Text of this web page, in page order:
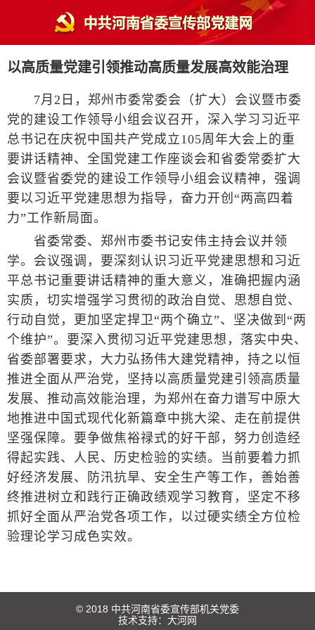
以高质量党建引领推动高质量发展高效能治理
7月2日，郑州市委常委会（扩大）会议暨市委
党的建设工作领导小组会议召开，深入学习习近平
总书记在庆祝中国共产党成立105周年大会上的重
要讲话精神、全国党建工作座谈会和省委常委扩大
会议暨省委党的建设工作领导小组会议精神，强调
要以习近平党建思想为指导，奋力开创“两高四着
力”工作新局面。
省委常委、郑州市委书记安伟主持会议并领
学。会议强调，要深刻认识习近平党建思想和习近
平总书记重要讲话精神的重大意义，准确把握内涵
实质，切实增强学习贯彻的政治自觉、思想自觉、
行动自觉，更加坚定捍卫“两个确立”、坚决做到“两
个维护”。要深入贯彻习近平党建思想，落实中央、
省委部署要求，大力弘扬伟大建党精神，持之以恒
推进全面从严治党，坚持以高质量党建引领高质量
发展、推动高效能治理，为郑州在奋力谱写中原大
地推进中国式现代化新篇章中挑大梁、走在前提供
坚强保障。要争做焦裕禄式的好干部，努力创造经
得起实践、人民、历史检验的实绩。当前要着力抓
好经济发展、防汛抗旱、安全生产等工作，善始善
终推进树立和践行正确政绩观学习教育，坚定不移
抓好全面从严治党各项工作，以过硬实绩全方位检
验理论学习成色实效。
© 2018 中共河南省委宣传部机关党委
技术支持： 大河网